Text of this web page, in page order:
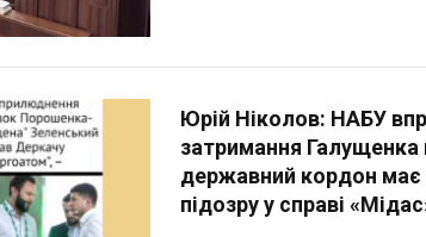
Юрій Ніколов: НАБУ
затримання Галущенка
державний кордон має
підозру у справі